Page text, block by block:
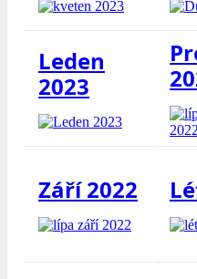
Leden
2023
Září 2022